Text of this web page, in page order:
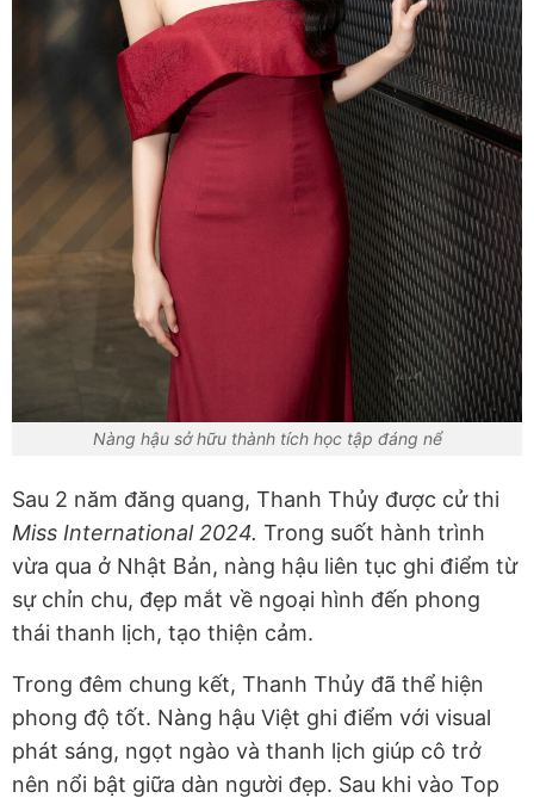
Nàng hậu sở hữu thành tích học tập đáng nể
Sau 2 năm đăng quang, Thanh Thủy được cử thi
Miss International 2024. Trong suốt hành trình
vừa qua ở Nhật Bản, nàng hậu liên tục ghi điểm từ
sự chỉn chu, đẹp mắt về ngoại hình đến phong
thái thanh lịch, tạo thiện cảm.
Trong đêm chung kết, Thanh Thủy đã thể hiện
phong độ tốt. Nàng hậu Việt ghi điểm với visual
phát sáng, ngọt ngào và thanh lịch giúp cô trở
nên nổi bật giữa dàn người đẹp. Sau khi vào Top